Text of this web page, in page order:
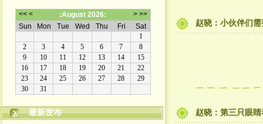
最新发布
赵晓：小伙伴们
赵晓：第三只眼